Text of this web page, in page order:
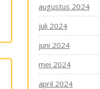
augustus 2024
juli 2024
juni 2024
mei 2024
april 2024